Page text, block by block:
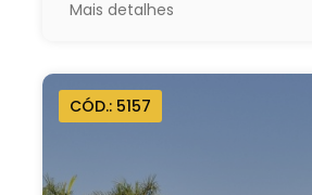
Mais detalhes
CÓD.: 5157